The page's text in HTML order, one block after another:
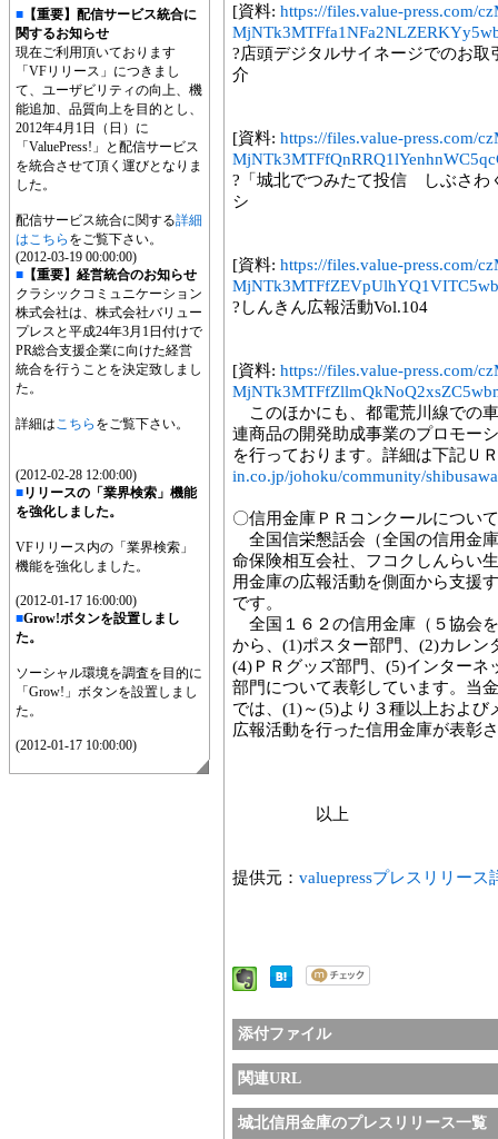
■ 【重要】配信サービス統合に
関するお知らせ
現在ご利用頂いております
「VFリリース」につきまし
て、ユーザビリティの向上、機
能追加、品質向上を目的とし、
2012年4月1日（日）に
「ValuePress!」と配信サービス
を統合させて頂く運びとなりま
した。
配信サービス統合に関する詳細
はこちら をご覧下さい。
(2012-03-19 00:00:00)
■ 【重要】経営統合のお知らせ
クラシックコミュニケーション
株式会社は、株式会社バリュー
プレスと平成24年3月1日付けで
PR総合支援企業に向けた経営
統合を行うことを決定致しまし
た。
詳細はこちら をご覧下さい。
(2012-02-28 12:00:00)
■リリースの「業界検索」機能
を強化しました。
VFリリース内の「業界検索」
機能を強化しました。
(2012-01-17 16:00:00)
■Grow!ボタンを設置しまし
た。
ソーシャル環境を調査を目的に
「Grow!」ボタンを設置しまし
た。
(2012-01-17 10:00:00)
[資料: https://files.value-press.com/
?店頭デジタルサイネージでのお
介
[資料: https://files.value-press.com/
?「城北でつみたて投信 しぶさわ
シ
[資料: https://files.value-press.com/
?しんきん広報活動Vol.104
[資料: https://files.value-press.com/
このほかにも、都電荒川線での
連商品の開発助成事業のプロモー
を行っております。詳細は下記Ｕ
in.co.jp/johoku/community/
〇信用金庫ＰＲコンクールについて
全国信栄懇話会（全国の信用金
命保険相互会社、フコクしんらい
用金庫の広報活動を側面から支援
です。
全国１６２の信用金庫（５協会
から、(1)ポスター部門、(2)カレ
(4)ＰＲグッズ部門、(5)インター
部門について表彰しています。当
では、(1)～(5)より３種以上およ
広報活動を行った信用金庫が表彰
以上
提供元： valuepressプレスリリース
添付ファイル
関連URL
城北信用金庫のプレスリリース一覧